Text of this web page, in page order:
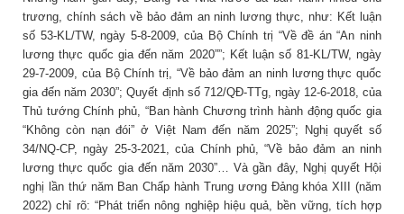
trương, chính sách về bảo đảm an ninh lương thực, như: Kết luận
số 53-KL/TW, ngày 5-8-2009, của Bộ Chính trị “Về đề án “An ninh
lương thực quốc gia đến năm 2020””; Kết luận số 81-KL/TW, ngày
29-7-2009, của Bộ Chính trị, “Về bảo đảm an ninh lương thực quốc
gia đến năm 2030”; Quyết định số 712/QĐ-TTg, ngày 12-6-2018, của
Thủ tướng Chính phủ, “Ban hành Chương trình hành động quốc gia
“Không còn nạn đói” ở Việt Nam đến năm 2025”; Nghị quyết số
34/NQ-CP, ngày 25-3-2021, của Chính phủ, “Về bảo đảm an ninh
lương thực quốc gia đến năm 2030”… Và gần đây, Nghị quyết Hội
nghị lần thứ năm Ban Chấp hành Trung ương Đảng khóa XIII (năm
2022) chỉ rõ: “Phát triển nông nghiệp hiệu quả, bền vững, tích hợp